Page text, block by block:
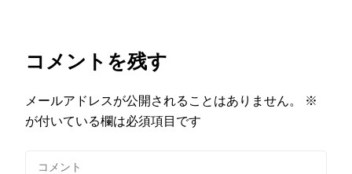
コメントを残す
メールアドレスが公開されることはありません。
※
が付いている欄は必須項目です